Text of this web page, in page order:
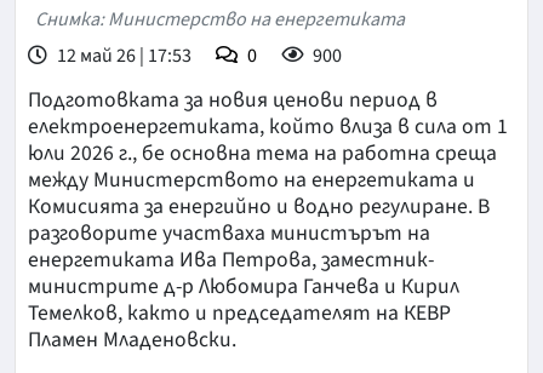
Снимка: Министерство на енергетиката
12 май 26 | 17:53
0 900
Подготовката за новия ценови период в
електроенергетиката, който влиза в сила от 1
юли 2026 г., бе основна тема на работна среща
между Министерството на енергетиката и
Комисията за енергийно и водно регулиране. В
разговорите участваха министърът на
енергетиката Ива Петрова, заместник-
министрите д-р Любомира Ганчева и Кирил
Темелков, както и председателят на КЕВР
Пламен Младеновски.